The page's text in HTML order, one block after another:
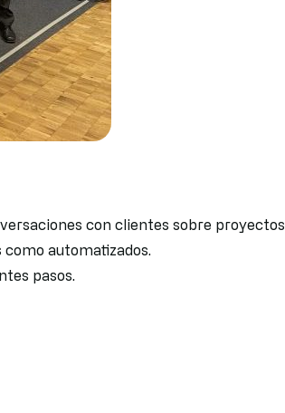
con clientes sobre proyectos
automatizados.
pasos.